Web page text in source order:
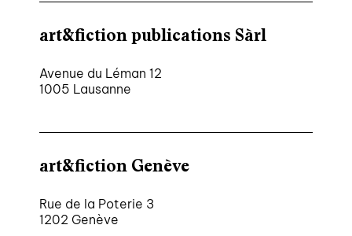
art&fiction publications Sàrl
Avenue du Léman 12
1005 Lausanne
art&fiction Genève
Rue de la Poterie 3
1202 Genève